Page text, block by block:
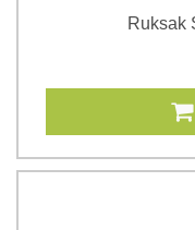
Ruksak